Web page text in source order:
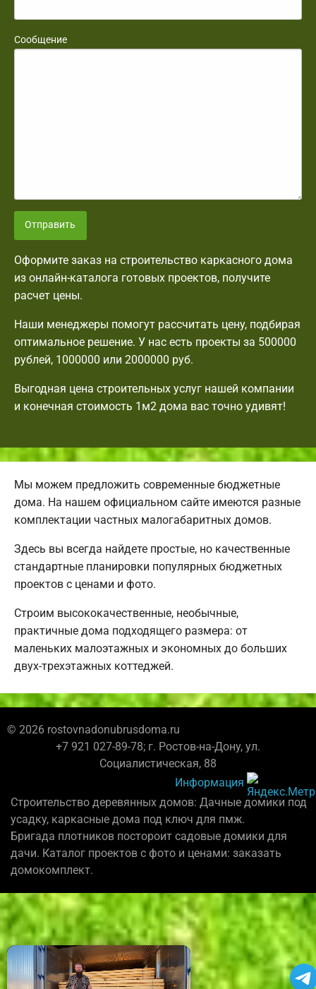
Сообщение
Отправить
Оформите заказ на строительство каркасного дома
из онлайн-каталога готовых проектов, получите
расчет цены.
Наши менеджеры помогут рассчитать цену, подбирая
оптимальное решение. У нас есть проекты за 500000
рублей, 1000000 или 2000000 руб.
Выгодная цена строительных услуг нашей компании
и конечная стоимость 1м2 дома вас точно удивят!
Мы можем предложить современные бюджетные
дома. На нашем официальном сайте имеются разные
комплектации частных малогабаритных домов.
Здесь вы всегда найдете простые, но качественные
стандартные планировки популярных бюджетных
проектов с ценами и фото.
Строим высококачественные, необычные,
практичные дома подходящего размера: от
маленьких малоэтажных и экономных до больших
двух-трехэтажных коттеджей.
© 2026 rostovnadonubrusdoma.ru
+7 921 027-89-78; г. Ростов-на-Дону, ул.
Социалистическая, 88
Информация
Строительство деревянных домов: Дачные домики под
усадку, каркасные дома под ключ для пмж.
Бригада плотников постороит садовые домики для
дачи. Каталог проектов с фото и ценами: заказать
домокомплект.